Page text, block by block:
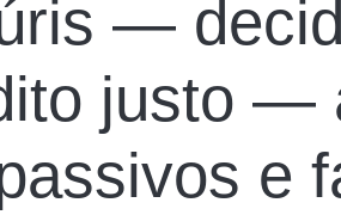
—
justo —
e